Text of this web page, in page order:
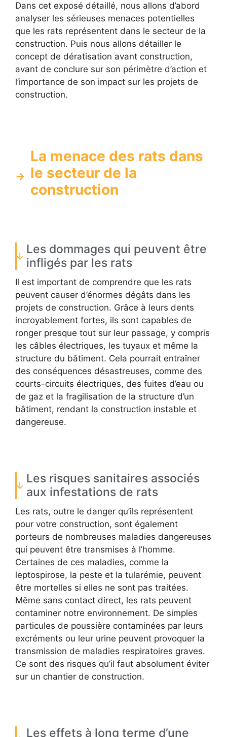
Dans cet exposé détaillé, nous allons d’abord
analyser les sérieuses menaces potentielles
que les rats représentent dans le secteur de la
construction. Puis nous allons détailler le
concept de dératisation avant construction,
avant de conclure sur son périmètre d’action et
l’importance de son impact sur les projets de
construction.
La menace des rats dans
le secteur de la
construction
Les dommages qui peuvent être
infligés par les rats
Il est important de comprendre que les rats
peuvent causer d’énormes dégâts dans les
projets de construction. Grâce à leurs dents
incroyablement fortes, ils sont capables de
ronger presque tout sur leur passage, y compris
les câbles électriques, les tuyaux et même la
structure du bâtiment. Cela pourrait entraîner
des conséquences désastreuses, comme des
courts-circuits électriques, des fuites d’eau ou
de gaz et la fragilisation de la structure d’un
bâtiment, rendant la construction instable et
dangereuse.
Les risques sanitaires associés
aux infestations de rats
Les rats, outre le danger qu’ils représentent
pour votre construction, sont également
porteurs de nombreuses maladies dangereuses
qui peuvent être transmises à l’homme.
Certaines de ces maladies, comme la
leptospirose, la peste et la tularémie, peuvent
être mortelles si elles ne sont pas traitées.
Même sans contact direct, les rats peuvent
contaminer notre environnement. De simples
particules de poussière contaminées par leurs
excréments ou leur urine peuvent provoquer la
transmission de maladies respiratoires graves.
Ce sont des risques qu’il faut absolument éviter
sur un chantier de construction.
Les effets à long terme d’une